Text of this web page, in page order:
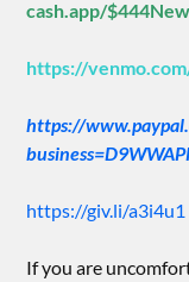
cash.app/
https://
https://
https://giv.li/a3i4u1
If you are